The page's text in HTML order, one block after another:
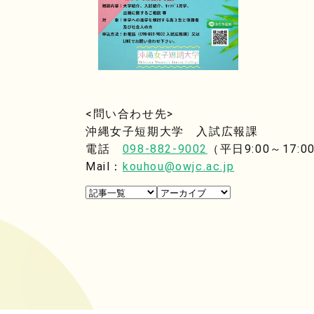
<問い合わせ先>
沖縄女子短期大学 入試広報課
電話 098-882-9002
（平日9:00～
Mail： kouhou@owjc.ac.jp